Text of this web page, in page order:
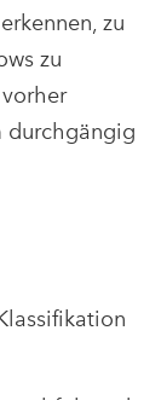
zu
zu
durchgängig